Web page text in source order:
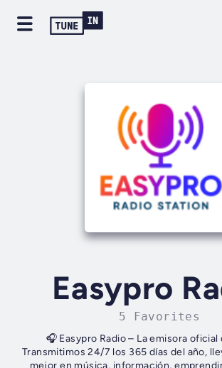
Easypro
5 Favorites
🎧 Easypro Radio – La emisora oficial
Transmitimos 24/7 los 365 días del año,